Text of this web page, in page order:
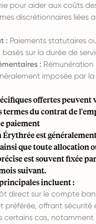
pour aider aux coûts
discrétionnaires liées
: Paiements statutaires
sur la durée de
:
imposée par
offertes
termes du contrat de
paiement
Érythrée est
que toute allocation
est souvent fixée
suivant.
incluent :
direct sur le compte
préférée, offrant sécurité
certains cas, notamment